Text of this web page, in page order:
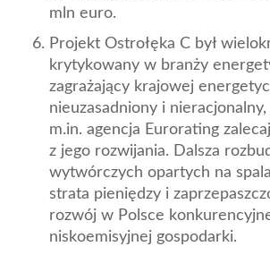
mln euro.
Projekt Ostrołęka C był
krytykowany w branży
zagrażający krajowej
nieuzasadniony i
m.in. agencja Eurorating
z jego rozwijania. Dalsza
wytwórczych opartych na
strata pieniędzy i
rozwój w Polsce
niskoemisyjnej gospodarki.